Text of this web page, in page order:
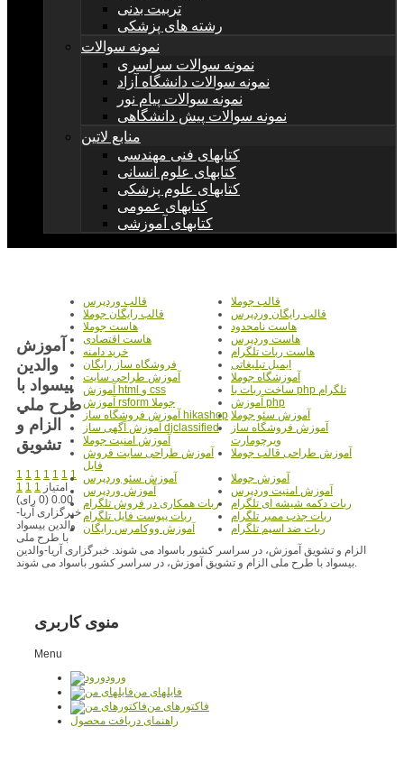
تربیت بدنی
رشته های پزشکی
نمونه سوالات
نمونه سوالات سراسری
نمونه سوالات دانشگاه آزاد
نمونه سوالات پیام نور
نمونه سوالات پیش دانشگاهی
منابع لاتین
کتابهای فنی مهندسی
کتابهای علوم انسانی
کتابهای علوم پزشکی
کتابهای عمومی
کتابهای آموزشی
قالب جوملا
قالب وردپرس
قالب رایگان وردپرس
قالب رایگان جوملا
هاست نامحدود
هاست جوملا
هاست وردپرس
هاست اقتصادی
هاست ربات تلگرام
خرید دامنه
ایمیل تبلیغاتی
فروشگاه ساز رایگان
آموزشگاه جوملا
آموزش طراحی سایت
ساخت ربات با php تلگرام
آموزش html و css
آموزش php
آموزش rsform جوملا
آموزش سئو جوملا آموزش فروشگاه ساز hikashop
آموزش فروشگاه ساز
ویرچومارت
آموزش آگهی ساز djclassified
آموزش امنیت جوملا
آموزش طراحی قالب جوملا
آموزش طراحی سایت فروش
فایل
آموزش جوملا
آموزش سئو وردپرس
آموزش امنیت وردپرس
آموزش وردپرس
ربات دکمه شیشه ای تلگرام
ربات همکاری در فروش تلگرام
ربات جذب ممبر تلگرام
ربات پیوست فایل تلگرام
ربات ضد اسپم تلگرام
آموزش ووکامرس رایگان
آموزش
والدين
بيسواد با
طرح ملي
الزام و
تشويق
1 1 1 1 1 1 1
1 1 1 امتیاز
0.00 (0 رای)
خبرگزاری آریا-
والدین بیسواد
با طرح ملی
الزام و تشویق آموزش، در سراسر کشور باسواد می شوند. خبرگزاری آریا-والدین
بیسواد با طرح ملی الزام و تشویق آموزش، در سراسر کشور باسواد می شوند.
منوی کاربری
Menu
ورود
فایلهای من
فاکتورهای من
راهنمای دریافت محصول